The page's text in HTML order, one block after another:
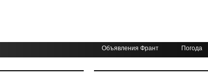
Объявления Франт Погода